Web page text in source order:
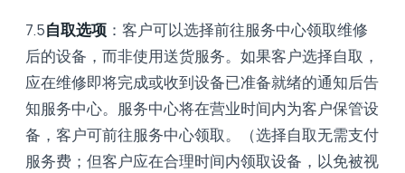
7.5自取选项 ：客户可以选择前往服务中心领取维修
后的设备，而非使用送货服务。如果客户选择自取，
应在维修即将完成或收到设备已准备就绪的通知后告
知服务中心。服务中心将在营业时间内为客户保管设
备，客户可前往服务中心领取。（选择自取无需支付
服务费；但客户应在合理时间内领取设备，以免被视